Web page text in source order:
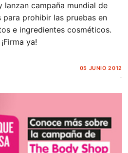
lanzan campaña mundial de
prohibir las pruebas en
e ingredientes cosméticos.
¡Firma ya!
05 JUNIO 2012
.